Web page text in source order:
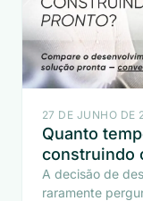
27 DE JUNHO DE
Quanto
construindo
A decisão de
raramente